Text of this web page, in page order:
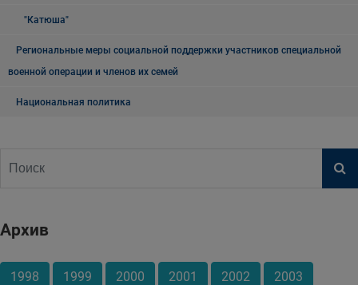
"Катюша"
Региональные меры социальной поддержки участников специальной
военной операции и членов их семей
Национальная политика
Архив
1998 1999 2000 2001 2002 2003